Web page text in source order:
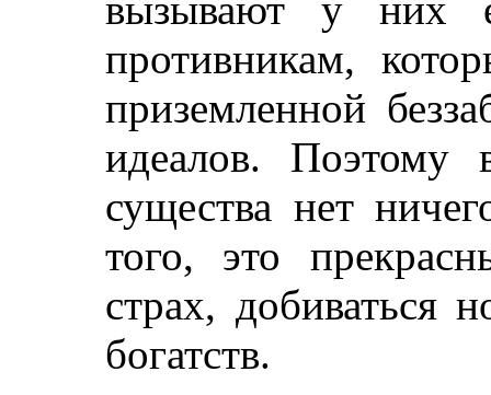
противникам,
приземленной
идеалов. Поэтому
существа нет
того, это
страх, добиваться
богатств.